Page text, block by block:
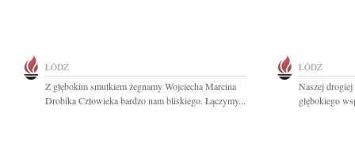
ŁÓDŹ
Z głębokim smutkiem żegnamy Wojciecha Marcina
Drobika Człowieka bardzo nam bliskiego. Łączymy...
ŁÓDŹ
Naszej
głębokiego